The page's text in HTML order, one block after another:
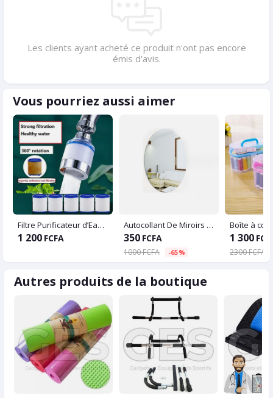
Les clients ayant acheté ce produit n'ont pas encore
émis d'avis.
Vous pourriez aussi aimer
Filtre Purificateur d’Eau pour Robinet
1 200 FCFA
Autocollant De Miroirs Adhésifs De Forme Ovale, Pour Mur Sur Carrelage De Salle De Bain (45*35cm)
350 FCFA
1000 FCFA -65%
1 300
2300 FCFA
Autres produits de la boutique